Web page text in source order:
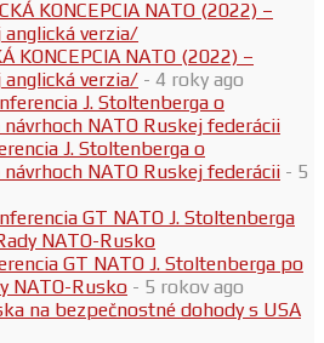
KONCEPCIA NATO (2022) –
verzia/ - 4 roky ago
J. Stoltenberga o
NATO Ruskej federácii - 5
GT NATO J. Stoltenberga po
NATO-Rusko - 5 rokov ago